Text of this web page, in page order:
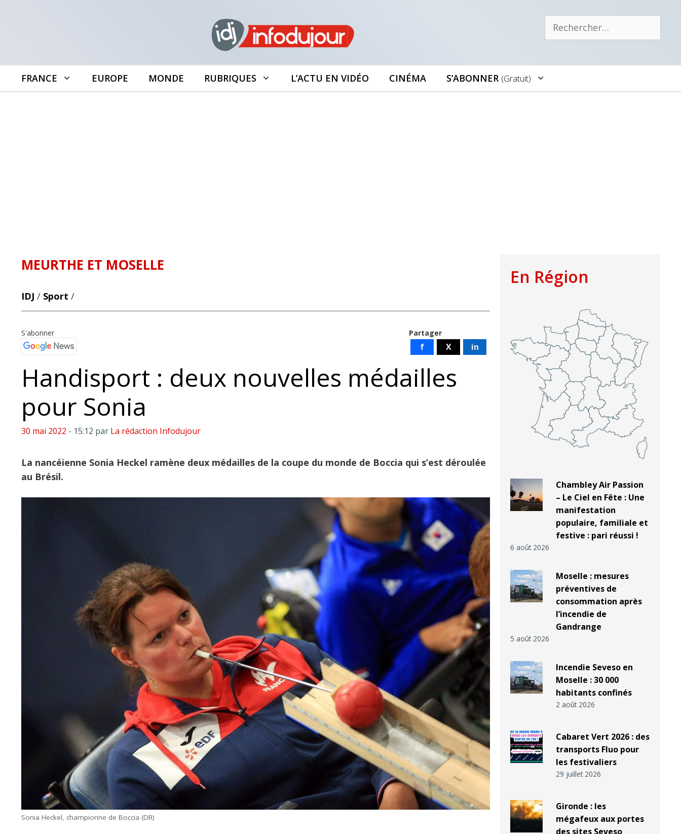
Rechercher :
FRANCE EUROPE MONDE RUBRIQUES L’ACTU EN VIDÉO CINÉMA S’ABONNER (gratuit)
MEURTHE ET MOSELLE
IDJ / Sport /
Partager
f X in
S'abonner
Handisport : deux nouvelles médailles
pour Sonia
30 mai 2022 - 15:12 par La rédaction Infodujour
La nancéienne Sonia Heckel ramène deux médailles de la coupe du monde de Boccia qui s’est déroulée
au Brésil.
Sonia Heckel, championne de Boccia (DR)
En Région
Chambley Air Passion
– Le Ciel en Fête : Une
manifestation
populaire, familiale et
festive : pari réussi !
6 août 2026
Moselle : mesures
préventives de
consommation après
l’incendie de
Gandrange
5 août 2026
Incendie Seveso en
Moselle : 30 000
habitants confinés
2 août 2026
Cabaret Vert 2026 : des
transports Fluo pour
les festivaliers
29 juillet 2026
Gironde : les
mégafeux aux portes
des sites Seveso